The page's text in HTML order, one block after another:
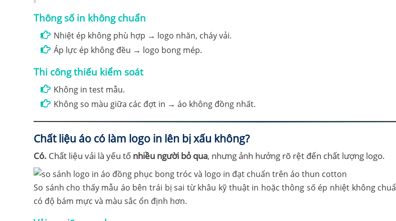
Thông số in không chuẩn
Nhiệt ép không phù hợp → logo nhăn, cháy vải.
Áp lực ép không đều → logo bong mép.
Thi công thiếu kiểm soát
Không in test mẫu.
Không so màu giữa các đợt in → áo không đồng nhất.
Chất liệu áo có làm logo in lên bị xấu không?
Có. Chất liệu vải là yếu tố nhiều người bỏ qua, nhưng ảnh hưởng rõ rệt đến chất lượng logo.
So sánh cho thấy mẫu áo bên trái bị sai từ khâu kỹ thuật in hoặc thông số ép nhiệt không
có độ bám mực và màu sắc ổn định hơn.